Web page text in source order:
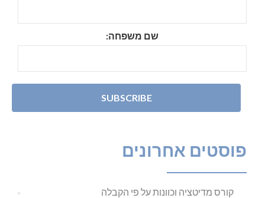
שם משפחה:
פוסטים אחרונים
קורס מדיטציה וכוונות על פי הקבלה